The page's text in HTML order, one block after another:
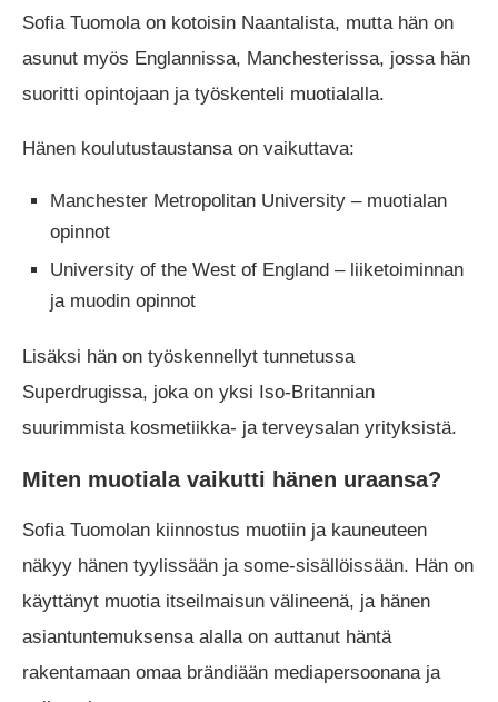
Sofia Tuomola on kotoisin Naantalista, mutta hän on
asunut myös Englannissa, Manchesterissa, jossa hän
suoritti opintojaan ja työskenteli muotialalla.
Hänen koulutustaustansa on vaikuttava:
Manchester Metropolitan University – muotialan
opinnot
University of the West of England – liiketoiminnan
ja muodin opinnot
Lisäksi hän on työskennellyt tunnetussa
Superdrugissa, joka on yksi Iso-Britannian
suurimmista kosmetiikka- ja terveysalan yrityksistä.
Miten muotiala vaikutti hänen uraansa?
Sofia Tuomolan kiinnostus muotiin ja kauneuteen
näkyy hänen tyylissään ja some-sisällöissään. Hän on
käyttänyt muotia itseilmaisun välineenä, ja hänen
asiantuntemuksensa alalla on auttanut häntä
rakentamaan omaa brändiään mediapersoonana ja